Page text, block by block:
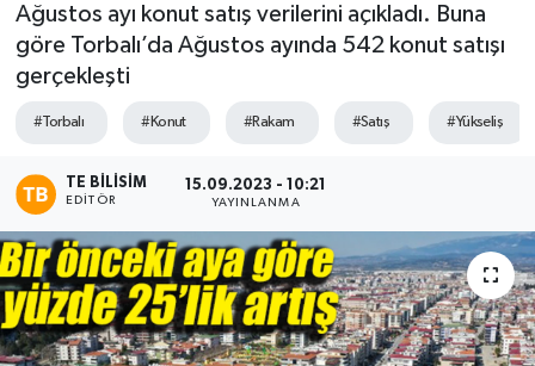
Ağustos ayı konut satış verilerini açıkladı. Buna
göre Torbalı’da Ağustos ayında 542 konut satışı
gerçekleşti
#Torbalı #Konut #Rakam #Satış #Yükseliş
TE BILISIM
EDITÖR
15.09.2023 - 10:21
YAYINLANMA
Süper Lig Puan Durumu ve Fikstür
Tüm Manşetler
Haber Arşivi